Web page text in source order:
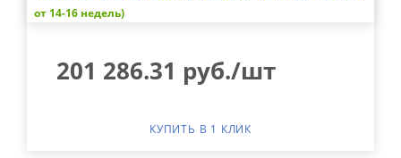
от 14-16 недель)
201 286.31 руб./шт
КУПИТЬ В 1 КЛИК